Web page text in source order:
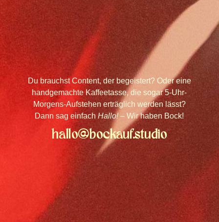
Du brauchst Content, der begeistert? Oder eine
handgemachte Kaffeetasse, die sogar 5-Uhr-
Morgens-Aufstehen erträglich werden lässt?
Dann sag einfachHallo! – Wir haben Bock!
hallo@bockauf.studio